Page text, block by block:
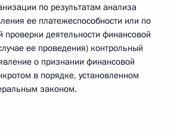
по результатам анализа
ее платежеспособности или по
проверки деятельности финансовой
ее проведения) контрольный
о признании финансовой
в порядке, установленном
законом.